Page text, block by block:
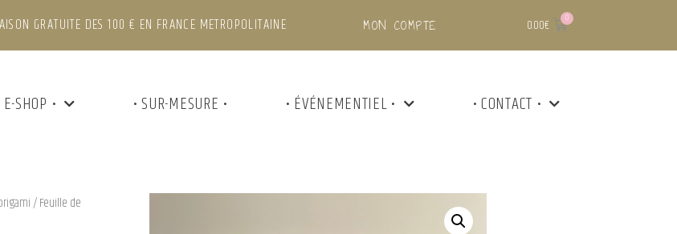
GRATUITE DES 100 € EN FRANCE METROPOLITAINE MON COMPTE 0.00€
E-SHOP • • SUR-MESURE • • ÉVÉNEMENTIEL • • CONTACT •
/ Feuille de